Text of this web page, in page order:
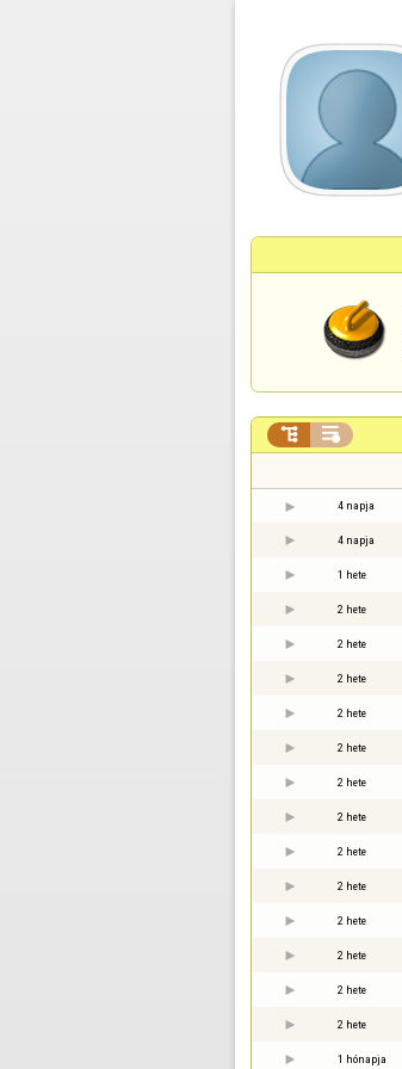
 
4 napja
4 napja
1 hete
2 hete
2 hete
2 hete
2 hete
2 hete
2 hete
2 hete
2 hete
2 hete
2 hete
2 hete
2 hete
2 hete
1 hónapja